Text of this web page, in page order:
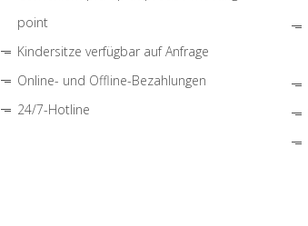
point
Kindersitze verfügbar auf Anfrage
Online- und Offline-Bezahlungen
24/7-Hotline